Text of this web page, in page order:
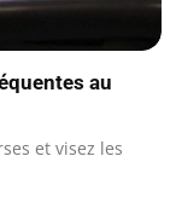
au
et visez les